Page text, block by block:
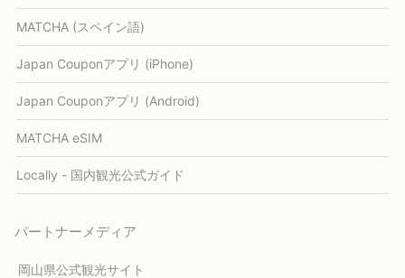
MATCHA (スペイン語)
Japan Couponアプリ (iPhone)
Japan Couponアプリ (Android)
MATCHA eSIM
Locally - 国内観光公式ガイド
パートナーメディア
岡山県公式観光サイト